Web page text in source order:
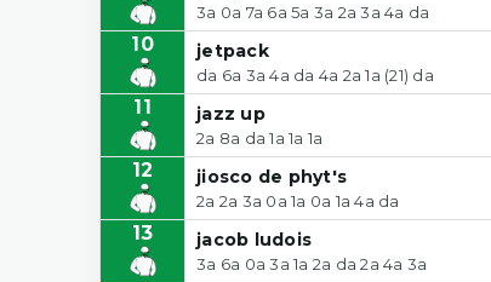
3a 0a 7a 6a 5a 3a 2a 3a 4a da
10 jetpack
da 6a 3a 4a da 4a 2a 1a (21) da
11 jazz up
2a 8a da 1a 1a 1a
12 jiosco de phyt's
2a 2a 3a 0a 1a 0a 1a 4a da
13 jacob ludois
3a 6a 0a 3a 1a 2a da 2a 4a 3a